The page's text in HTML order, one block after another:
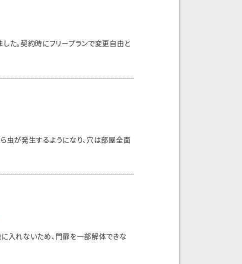
。契約時にフリープランで変更自由と
虫が発生するようになり、穴は部屋全面
入れないため、門扉を一部解体できな